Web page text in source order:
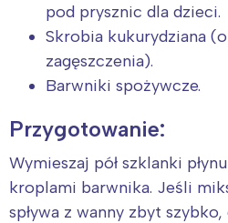
pod prysznic dla dzieci.
Skrobia kukurydziana
zagęszczenia).
Barwniki spożywcze.
Przygotowanie:
Wymieszaj pół szklanki
kroplami barwnika. Jeśli
spływa z wanny zbyt